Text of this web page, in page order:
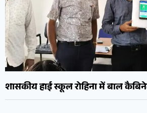
शासकीय हाई स्कूल रोहिना में बाल